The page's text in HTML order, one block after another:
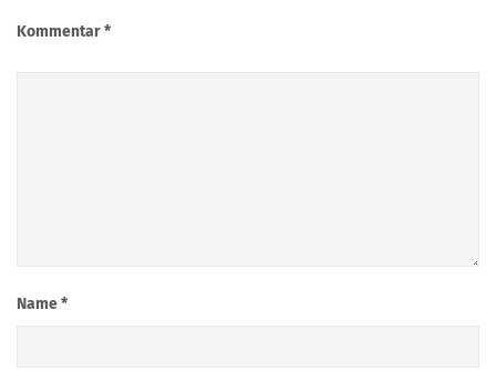
Kommentar*
Name*